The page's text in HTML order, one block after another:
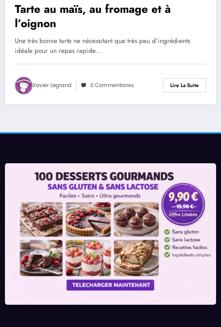
Tarte au maïs, au fromage et à
l’oignon
Une très bonne tarte ne nécessitant que très peu d'ingrédients
idéale pour un repas rapide…
Xavier Legrand 0 Commentaires Lire La Suite